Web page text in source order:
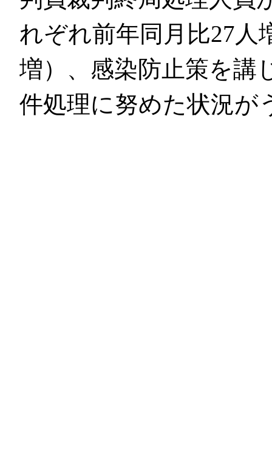
れぞれ前年同月比27人
増）、感染防止策を講
件処理に努めた状況が